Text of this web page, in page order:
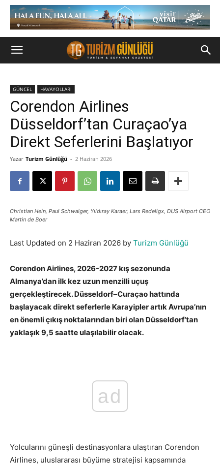
GÜNCEL HAVAYOLLARI
Corendon Airlines
Düsseldorf’tan Curaçao’ya
Direkt Seferlerini Başlatıyor
Yazar Turizm Günlüğü - 2 Haziran 2026
Christian Hein, Paul Schwaiger, Yıldıray Karaer, Lars Redeligx, DUS Airport CEO
Martin de Boer
Last Updated on 2 Haziran 2026 by Turizm Günlüğü
Corendon Airlines, 2026-2027 kış sezonunda
Almanya’dan ilk kez uzun menzilli uçuş
gerçekleştirecek. Düsseldorf–Curaçao hattında
başlayacak direkt seferlerle Karayipler artık Avrupa’nın
en önemli çıkış noktalarından biri olan Düsseldorf’tan
yaklaşık 9,5 saatte ulaşılabilir olacak.
ad
Yolcularını güneşli destinasyonlara ulaştıran Corendon
Airlines, uluslararası büyüme stratejisi kapsamında